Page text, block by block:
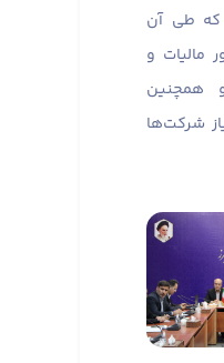
که طی آن
مالیات و
همچنین
شرکت‌ها